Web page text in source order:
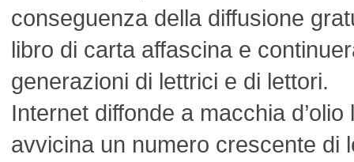
conseguenza della diffusione
libro di carta affascina e
generazioni di lettrici e di lettori.
Internet diffonde a macchia
avvicina un numero crescente di